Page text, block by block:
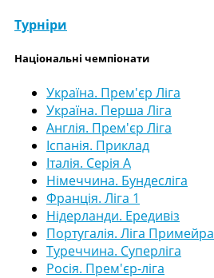
Турніри
Національні чемпіонати
Україна. Прем'єр Ліга
Україна. Перша Ліга
Англія. Прем'єр Ліга
Іспанія. Приклад
Італія. Серія А
Німеччина. Бундесліга
Франція. Ліга 1
Нідерланди. Ередивіз
Португалія. Ліга Примейра
Туреччина. Суперліга
Росія. Прем'єр-ліга